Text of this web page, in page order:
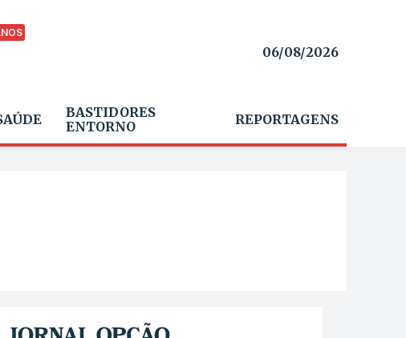
06/08/2026
BASTIDORES
ENTORNO
REPORTAGENS